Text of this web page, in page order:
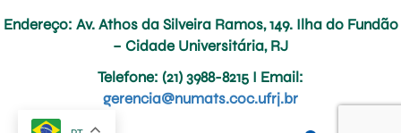
Endereço: Av. Athos da Silveira Ramos, 149. Ilha do Fundão
– Cidade Universitária, RJ
Telefone: (21) 3988-8215 I Email:
gerencia@numats.coc.ufrj.br